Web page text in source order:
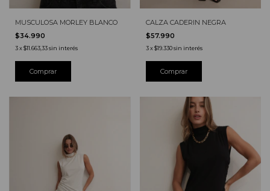
MUSCULOSA MORLEY BLANCO
$34.990
3x$11.663,33sin interés
Comprar
CALZA CADERIN NEGRA
$57.990
3 x$19.330 sin interés
Comprar